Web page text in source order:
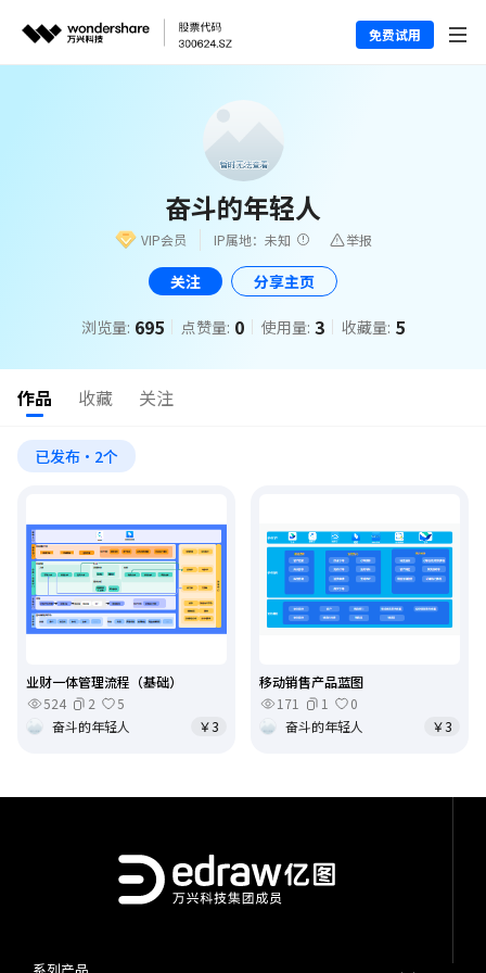
免费试用
奋斗的年轻人
VIP会员 IP属地：未知 举报
关注 分享主页
浏览量: 695 点赞量: 0 使用量: 3 收藏量: 5
作品 收藏 关注
已发布·2个
业财一体管理流程（基础）
524
2
5
奋斗的年轻人
￥3
移动销售产品蓝图
171
1
0
奋斗的年轻人
￥3